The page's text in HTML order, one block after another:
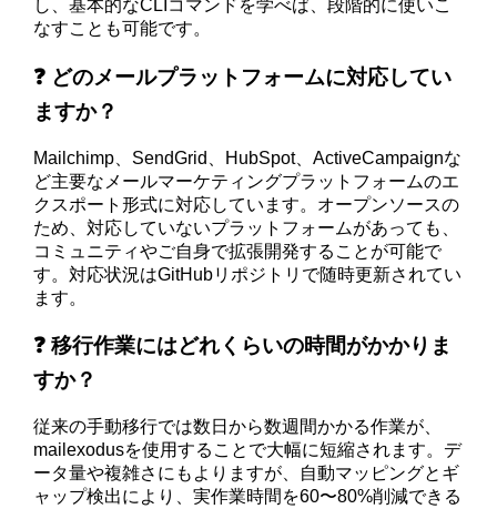
し、基本的なCLIコマンドを学べば、段階的に使いこ
なすことも可能です。
❓ どのメールプラットフォームに対応してい
ますか？
Mailchimp、SendGrid、HubSpot、ActiveCampaignな
ど主要なメールマーケティングプラットフォームのエ
クスポート形式に対応しています。オープンソースの
ため、対応していないプラットフォームがあっても、
コミュニティやご自身で拡張開発することが可能で
す。対応状況はGitHubリポジトリで随時更新されてい
ます。
❓ 移行作業にはどれくらいの時間がかかりま
すか？
従来の手動移行では数日から数週間かかる作業が、
mailexodusを使用することで大幅に短縮されます。デ
ータ量や複雑さにもよりますが、自動マッピングとギ
ャップ検出により、実作業時間を60〜80%削減できる